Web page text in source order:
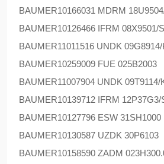
BAUMER10166031 MDRM
BAUMER10126466 IFRM 08X9501/
BAUMER11011516 UNDK
BAUMER10259009 FUE 025B2003
BAUMER11007904 UNDK 09T9114/
BAUMER10139712 IFRM 12P37G3/
BAUMER10127796 ESW 31SH1000
BAUMER10130587 UZDK 30P6103
BAUMER10158590 ZADM